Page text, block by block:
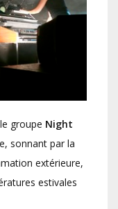
groupe Night
sonnant par la
extérieure,
estivales